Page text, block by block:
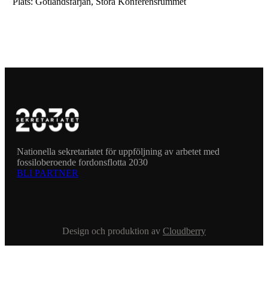
Nationella sekretariatet för uppföljning av arbetet med
fossiloberoende fordonsflotta 2030
BLI PARTNER
Design och produktion av Cloudberry